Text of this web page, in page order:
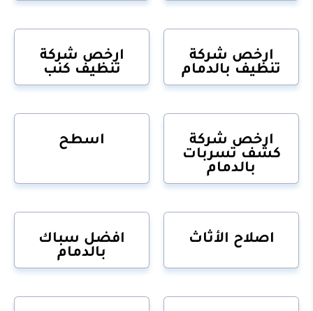
ارخص شركة
تنظيف بالدمام
ارخص شركة
تنظيف كنب
ارخص شركة
كشف تسربات
بالدمام
اسطح
اصلاح الأثاث
افضل سباك
بالدمام